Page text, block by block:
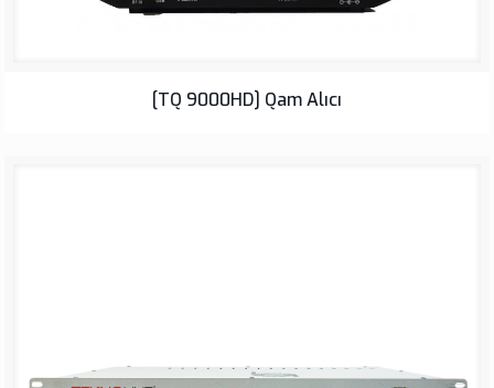
[TQ 9000HD] Qam Alıcı